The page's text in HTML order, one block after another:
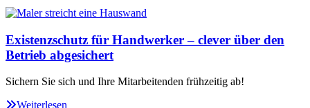
Existenzschutz für Handwerker – clever über den
Betrieb abgesichert
Sichern Sie sich und Ihre Mitarbeitenden frühzeitig ab!
Weiterlesen